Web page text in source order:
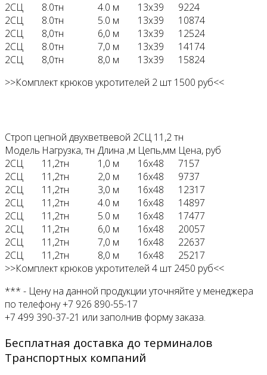
2СЦ
8.0тн 4.0 м 13х39
9224
2СЦ
8.0тн 5.0 м 13х39
10874
2СЦ
8,0тн 6,0 м 13х39
12524
2СЦ
8.0тн 7,0 м 13х39
14174
2СЦ
8,0тн 8,0 м 13х39
15824
>>Комплект крюков укротителей 2 шт 1500 руб<<
Строп цепной двухветвевой 2СЦ 11,2 тн
Модель Нагрузка, тн Длина ,м Цепь,мм Цена, руб
2СЦ
11,2тн 1,0 м 16х48
7157
2СЦ
11,2тн 2,0 м 16х48
9737
2СЦ
11,2тн 3,0 м 16х48
12317
2СЦ
11,2тн 4.0 м 16х48
14897
2СЦ
11,2тн 5.0 м 16х48
17477
2СЦ
11,2тн 6,0 м 16х48
20057
2СЦ
11,2тн 7,0 м 16х48
22637
2СЦ
11,2тн 8,0 м 16х48
25217
>>Комплект крюков укротителей 4 шт 2450 руб<<
*** - Цену на данной продукции уточняйте у менеджера
по телефону +7 926 890-55-17
+7 499 390-37-21 или заполнив форму заказа.
Бесплатная доставка до терминалов
Транспортных компаний